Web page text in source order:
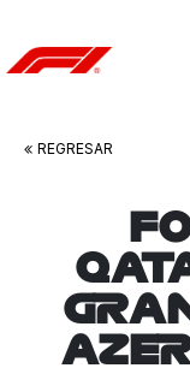
REGRESAR